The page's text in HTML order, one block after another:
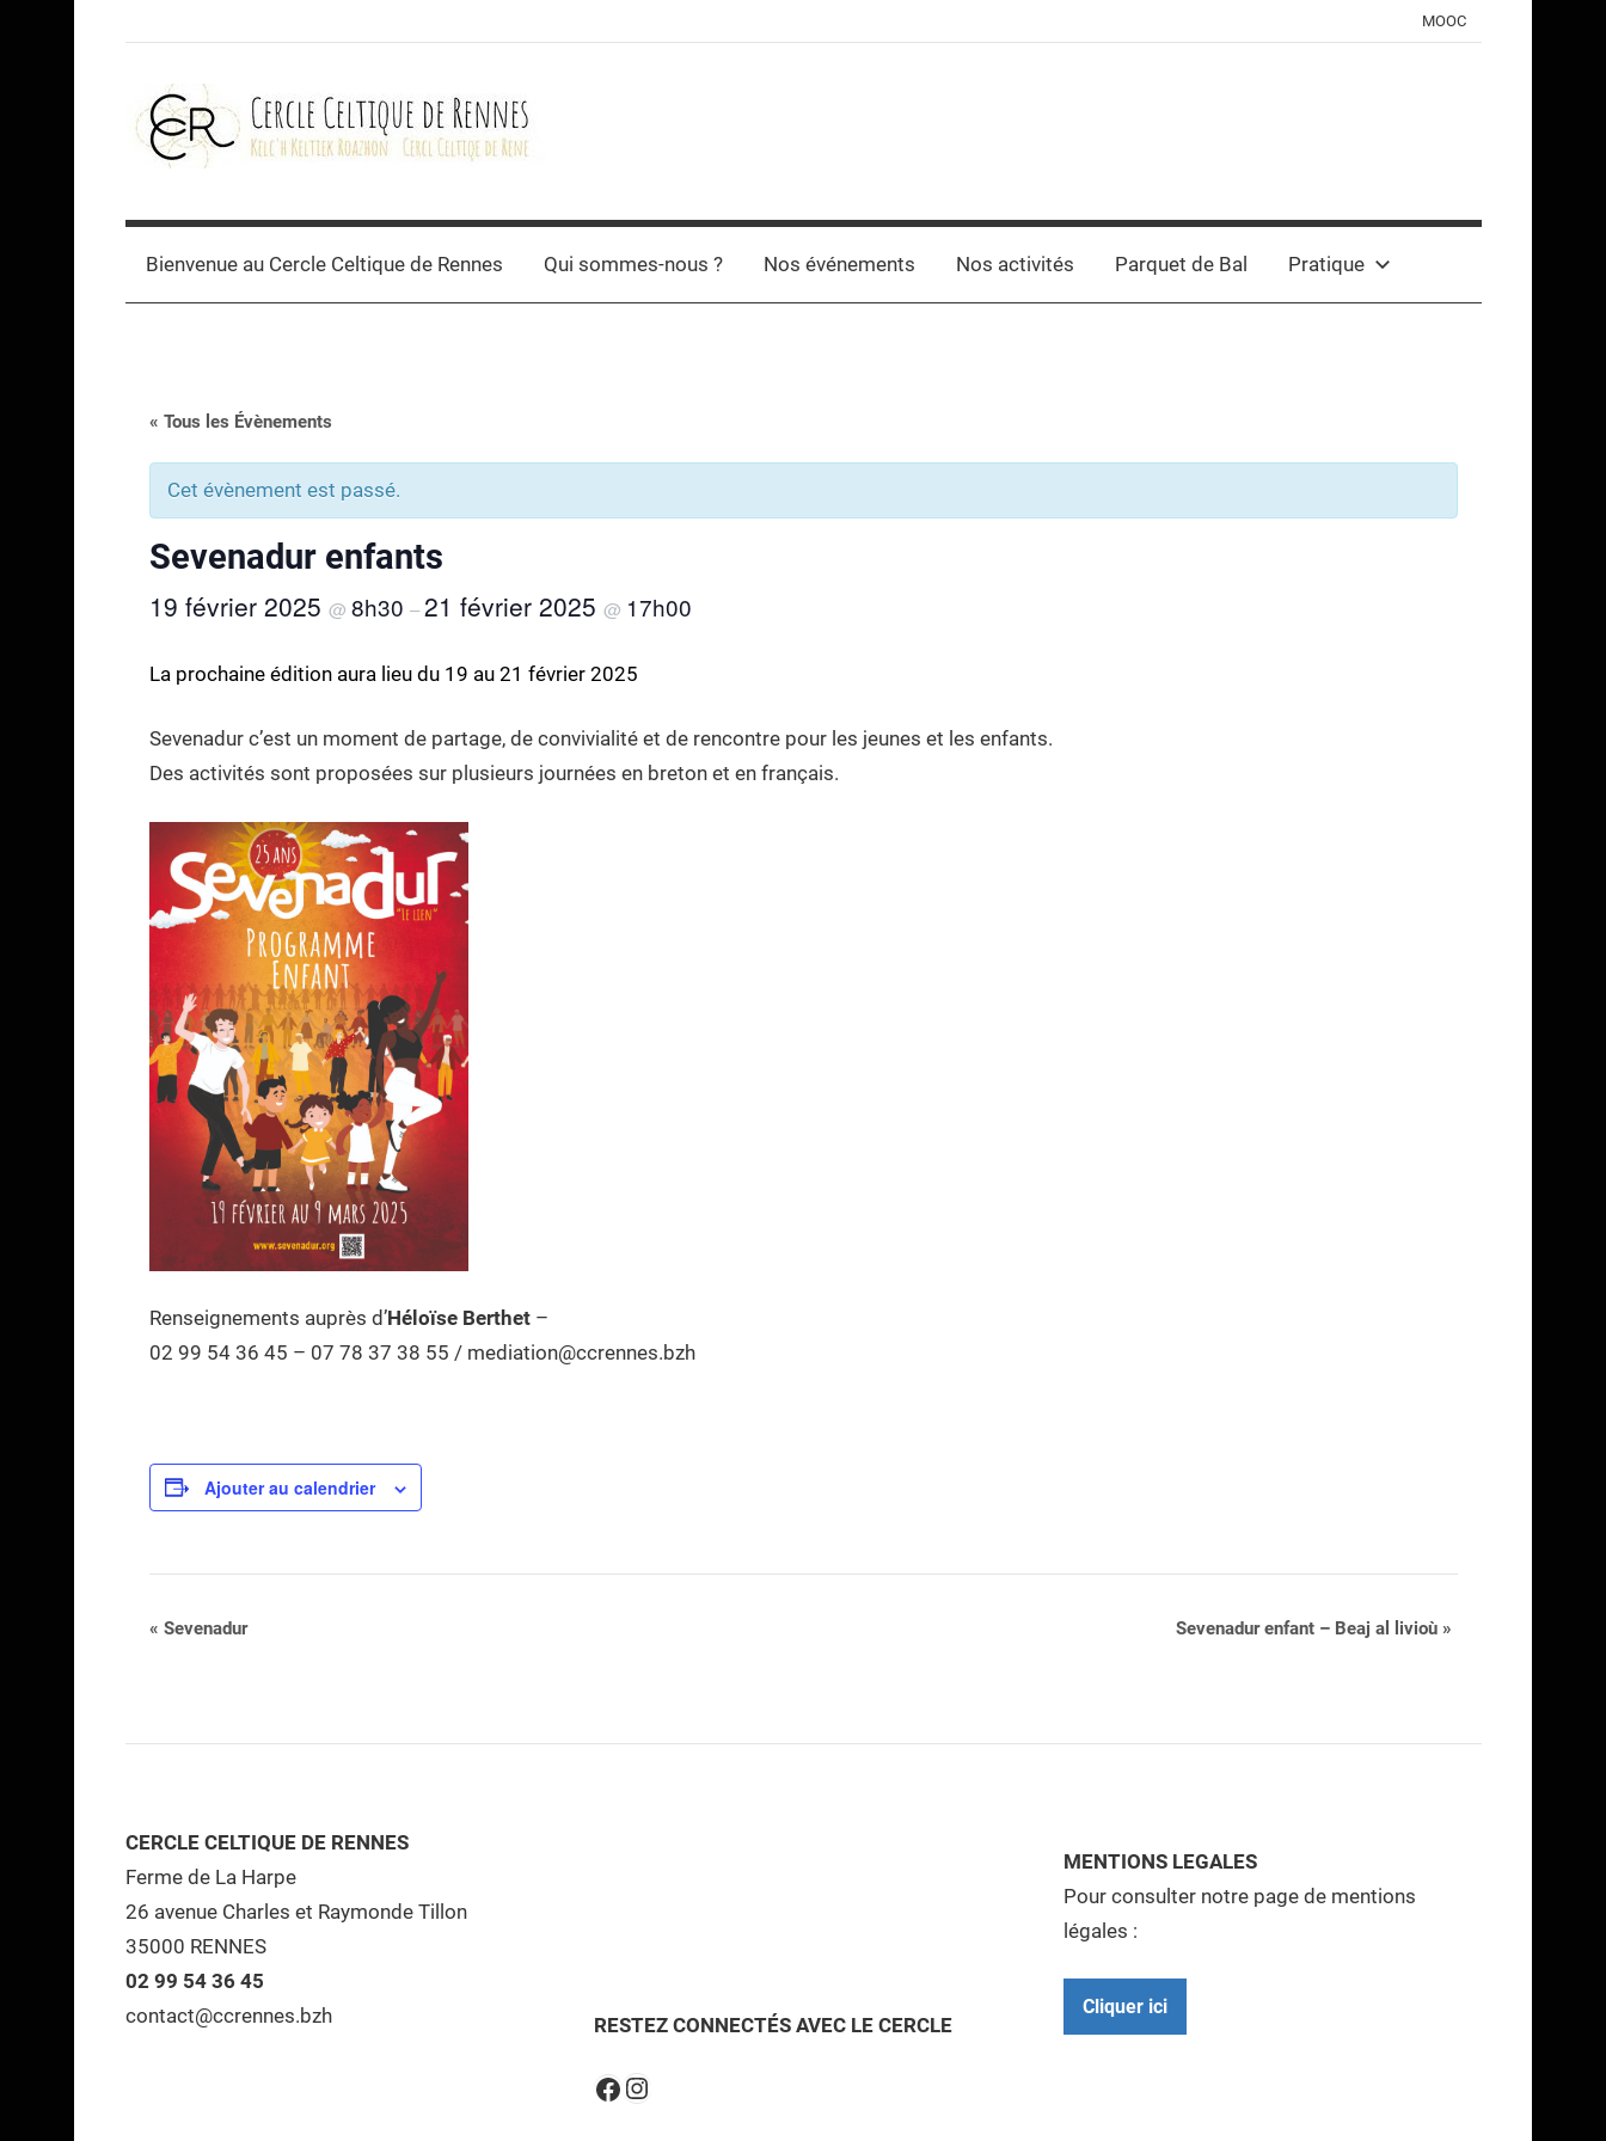
MOOC
Cercle
celtique
Rennes
Bienvenue au Cercle Celtique de Rennes Qui sommes-nous ? Nos événements Nos activités Parquet de Bal Pratique
« Tous les Évènements
Cet évènement est passé.
Sevenadur enfants
19 février 2025 @ 8h30 –21 février 2025 @ 17h00
La prochaine édition aura lieu du 19 au 21 février 2025
Sevenadur c’est un moment de partage, de convivialité et de rencontre pour les jeunes et les enfants.
Des activités sont proposées sur plusieurs journées en breton et en français.
Renseignements auprès d’Héloïse Berthet–
02 99 54 36 45 – 07 78 37 38 55 / mediation@ccrennes.bzh
Ajouter au calendrier
Navigation
« Sevenadur Sevenadur enfant – Beaj al livioù »
CERCLE CELTIQUE DE RENNES
Ferme de La Harpe
26 avenue Charles et Raymonde Tillon
35000 RENNES
02 99 54 36 45
contact@ccrennes.bzh
RESTEZ CONNECTÉS AVEC LE CERCLE
Facebook
Instagram
MENTIONS LEGALES
Pour consulter notre page de mentions
légales :
Cliquer ici